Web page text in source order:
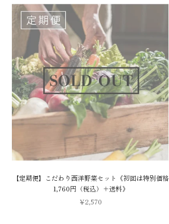
【定期便】こだわり西洋野菜セット《初回は特別価格
1,760円（税込）＋送料》
セール価格
¥2,570WESTERN VEGGIES